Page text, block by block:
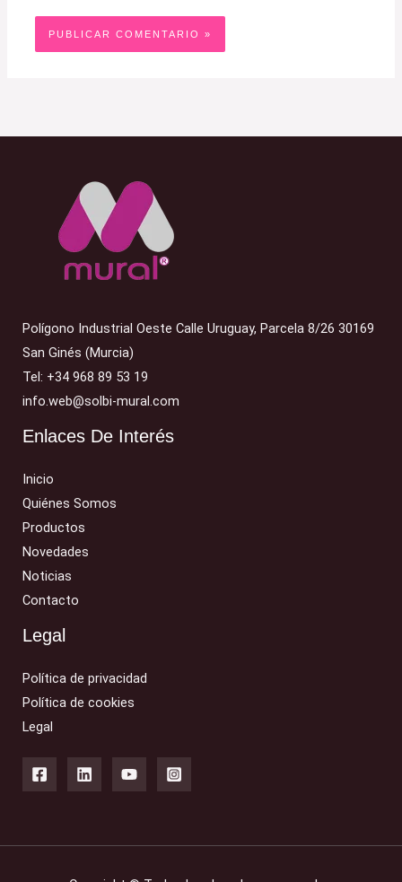
Polígono Industrial Oeste Calle Uruguay, Parcela 8/26 30169
San Ginés (Murcia)
Tel: +34 968 89 53 19
info.web@solbi-mural.com
Enlaces De Interés
Inicio
Quiénes Somos
Productos
Novedades
Noticias
Contacto
Legal
Política de privacidad
Política de cookies
Legal